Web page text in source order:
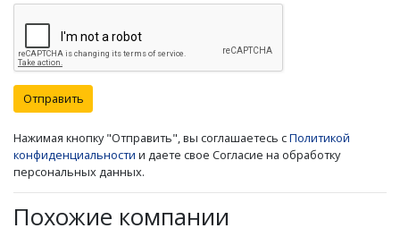
Отправить
Нажимая кнопку "Отправить", вы соглашаетесь сПолитикой
конфиденциальности и даете свое Согласие на обработку
персональных данных.
Похожие компании